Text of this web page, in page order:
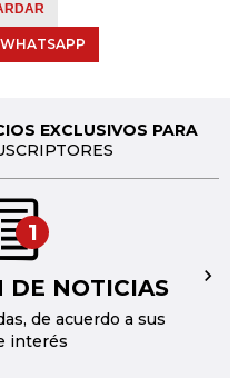
EXCLUSIVOS PARA
1
DE NOTICIAS
de acuerdo a sus
interés
→